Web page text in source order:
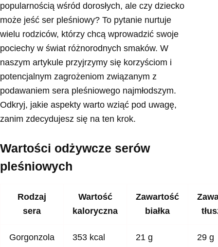
popularnością wśród dorosłych, ale czy dziecko
może jeść ser pleśniowy? To pytanie nurtuje
wielu rodziców, którzy chcą wprowadzić swoje
pociechy w świat różnorodnych smaków. W
naszym artykule przyjrzymy się korzyściom i
potencjalnym zagrożeniom związanym z
podawaniem sera pleśniowego najmłodszym.
Odkryj, jakie aspekty warto wziąć pod uwagę,
zanim zdecydujesz się na ten krok.
Wartości odżywcze serów
pleśniowych
Rodzaj
sera
Wartość
kaloryczna
Zawartość
białka
Gorgonzola 353 kcal 21 g 29 g